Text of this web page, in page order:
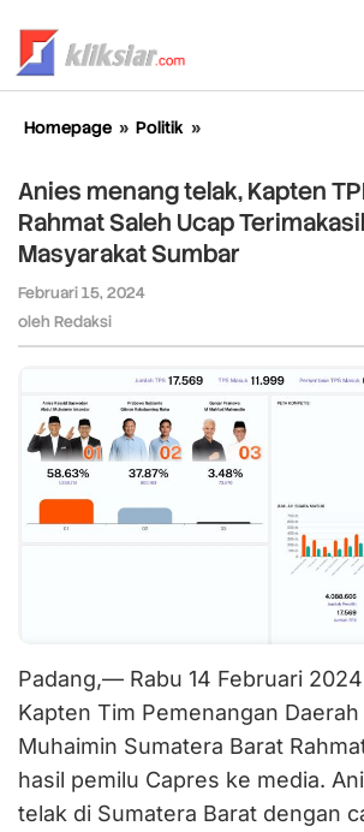
konten
Homepage » Politik »
telak,
Kapten
TPD
Amin
Terimakasih
Pada
Masyarakat
Sumbar
Anies menang telak, Kapten
Rahmat Saleh Ucap
Masyarakat Sumbar
Februari 15, 2024
oleh Redaksi
Padang,— Rabu 14 Februari
Kapten Tim Pemenangan
Muhaimin Sumatera Barat
hasil pemilu Capres ke media.
telak di Sumatera Barat dengan